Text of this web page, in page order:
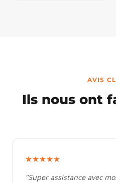
AVIS
Ils nous ont
★★★★★
"Super assistance avec